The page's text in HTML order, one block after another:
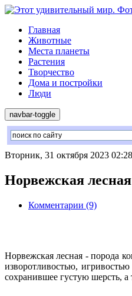
Главная
Животные
Места планеты
Растения
Творчество
Дома и постройки
Люди
navbar-toggle
Вторник, 31 октября 2023 02:28
Норвежская
Комментарии (9)
Норвежская лесная - порода
изворотливостью,
сохранившее густую шерсть,